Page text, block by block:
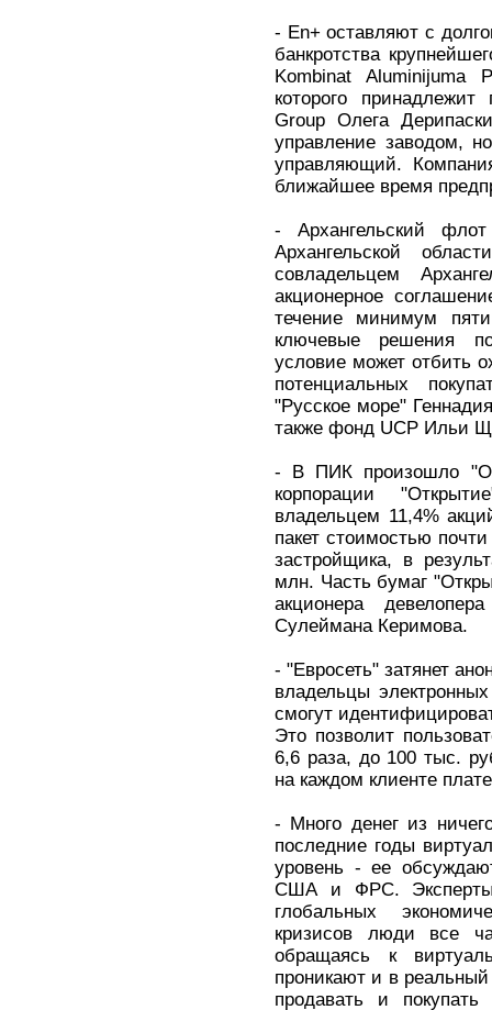
- En+ оставляют с
банкротства
Kombinat Aluminijuma
которого
Group Олега
управление заводом,
управляющий.
ближайшее время
- Архангельский
Архангельской
совладельцем
акционерное
течение минимум
ключевые решения
условие может отбить
потенциальных
"Русское море"
также фонд UCP Ильи
- В ПИК произошло
корпорации
владельцем 11,4%
пакет стоимостью
застройщика, в
млн. Часть бумаг
акционера
Сулеймана Керимова.
- "Евросеть" затянет
владельцы
смогут
Это позволит
6,6 раза, до 100 тыс.
на каждом клиенте
- Много денег из
последние годы
уровень - ее
США и ФРС. Эксперты
глобальных
кризисов люди все
обращаясь к
проникают и в
продавать и